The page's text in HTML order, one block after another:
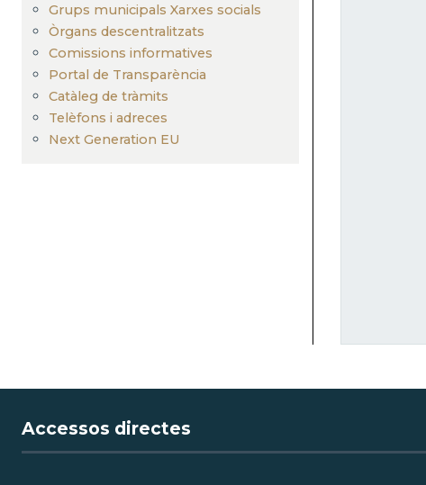
Grups municipals Xarxes socials
Òrgans descentralitzats
Comissions informatives
Portal de Transparència
Catàleg de tràmits
Telèfons i adreces
Next Generation EU
Accessos directes